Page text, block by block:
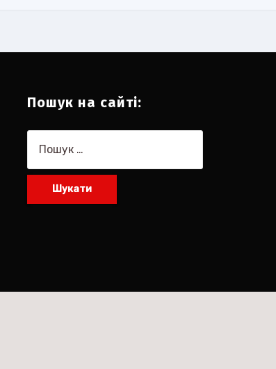
Пошук на сайті: